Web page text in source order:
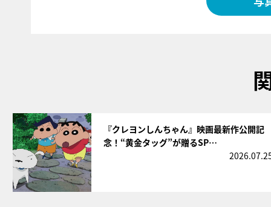
『クレヨンしんちゃん』映画最新作公開記
念！“黄金タッグ”が贈るSP…